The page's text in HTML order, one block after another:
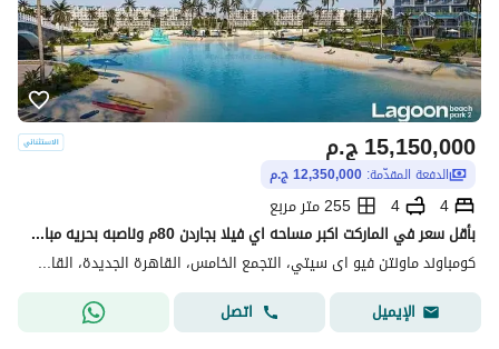
ج.م15,150,000
الدفعة المقدّمة: 12,350,000 ج.م
4
4
255 متر مربع
بأقل سعر في الماركت اكبر مساحه اي فيلا بجاردن 80م وناصبه بحريه مباشره علي الاجون من جانبين في ماونتن فيو اى سيتي تقسيط 7 سنوات
كومباوند ماونتن فيو اى سيتي، التجمع الخامس، القاهرة الجديدة، القاهرة
الإيميل
اتصل